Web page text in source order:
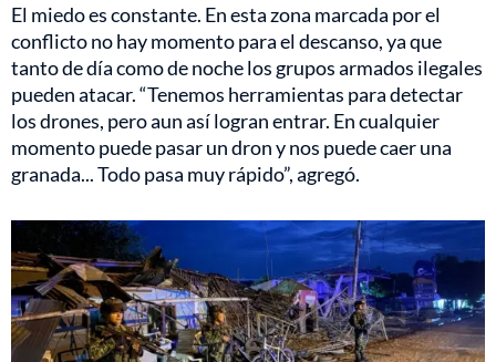
El miedo es constante. En esta zona marcada por el
conflicto no hay momento para el descanso, ya que
tanto de día como de noche los grupos armados ilegales
pueden atacar. “Tenemos herramientas para detectar
los drones, pero aun así logran entrar. En cualquier
momento puede pasar un dron y nos puede caer una
granada... Todo pasa muy rápido”, agregó.